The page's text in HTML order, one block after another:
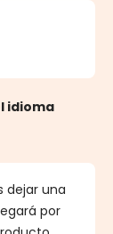
idioma
dejar una
por